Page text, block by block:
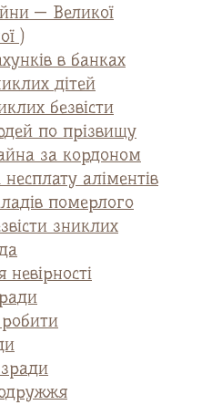
— Великої
)
в банках
дітей
безвісти
по прізвищу
за кордоном
аліментів
померлого
зниклих